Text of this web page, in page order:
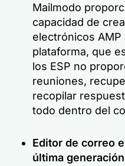
Mailmodo
capacidad de
electrónicos
plataforma, que
los ESP no
reuniones,
recopilar
todo dentro del
Editor de correo
última generación